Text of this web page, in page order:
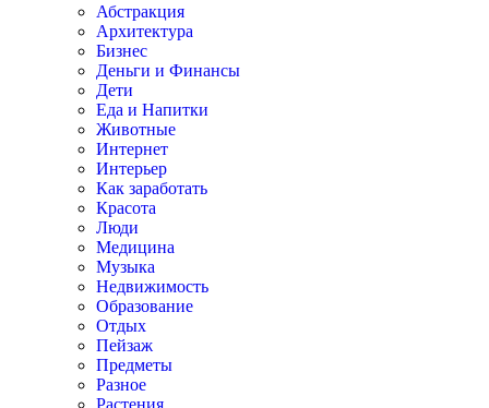
Абстракция
Архитектура
Бизнес
Деньги и Финансы
Дети
Еда и Напитки
Животные
Интернет
Интерьер
Как заработать
Красота
Люди
Медицина
Музыка
Недвижимость
Образование
Отдых
Пейзаж
Предметы
Разное
Растения